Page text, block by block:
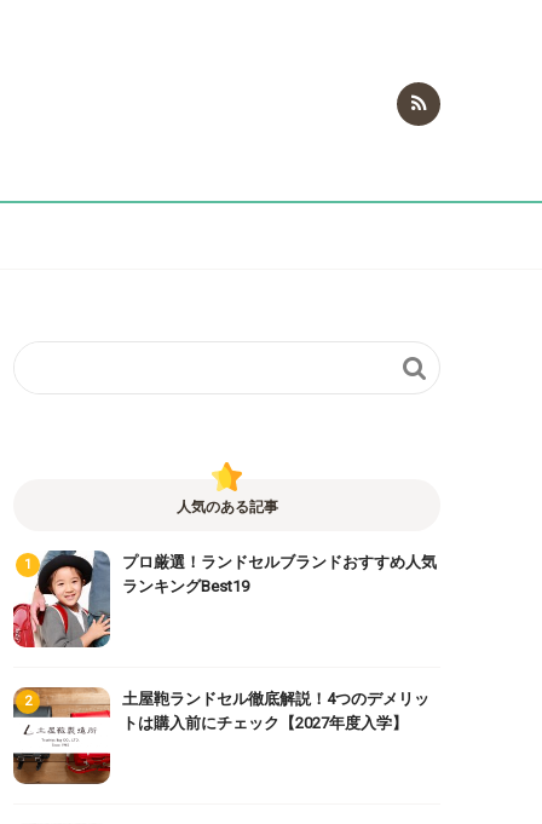

人気のある記事
プロ厳選！ランドセルブランドおすすめ人気
ランキングBest19
土屋鞄ランドセル徹底解説！4つのデメリッ
トは購入前にチェック【2027年度入学】